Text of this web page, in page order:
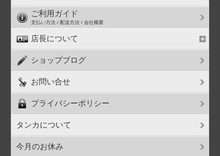
ご利用ガイド
支払い方法 / 配送方法 / 会社概要
店長について
ショップブログ
お問い合せ
プライバシーポリシー
タンカについて
今月のお休み